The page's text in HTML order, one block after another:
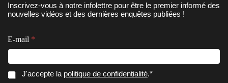
Inscrivez-vous à notre infolettre pour être le premier informé des
nouvelles vidéos et des dernières enquêtes publiées !
E-mail *
*
E
E
-
C
J'accepte la politique de confidentialité.*